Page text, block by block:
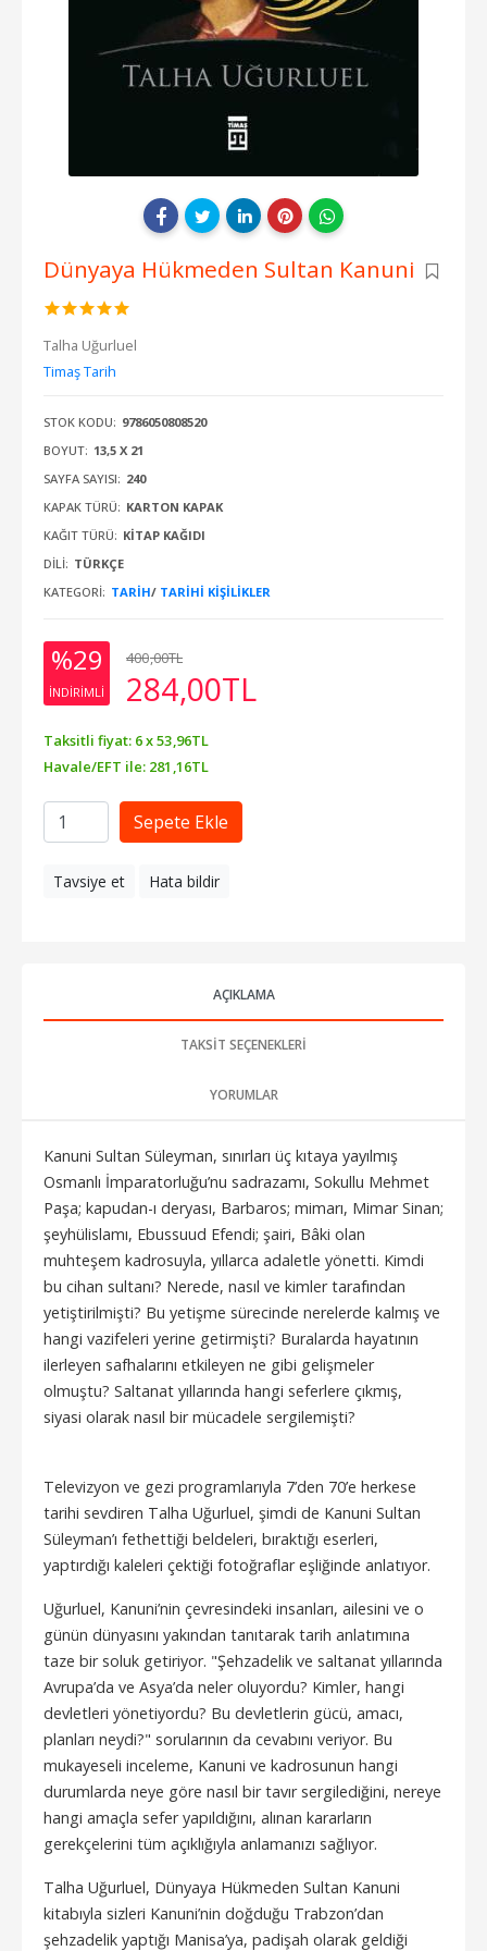
Dünyaya Hükmeden Sultan Kanuni
Talha Uğurluel
Timaş Tarih
STOK KODU: 9786050808520
BOYUT: 13,5 X 21
SAYFA SAYISI: 240
KAPAK TÜRÜ: KARTON KAPAK
KAĞIT TÜRÜ: KITAP KAĞIDI
DILI: TÜRKÇE
KATEGORI: TARİH/ TARIHI KIŞILIKLER
%29
INDIRIMLI
400,00TL
284,00TL
Taksitli fiyat: 6 x53,96TL
Havale/EFT ile: 281 ,16TL
Sepete Ekle
Tavsiye et Hata bildir
AÇIKLAMA
TAKSIT SEÇENEKLERI
YORUMLAR
Kanuni Sultan Süleyman, sınırları üç kıtaya yayılmış
Osmanlı İmparatorluğu’nu sadrazamı, Sokullu Mehmet
Paşa; kapudan-ı deryası, Barbaros; mimarı, Mimar Sinan;
şeyhülislamı, Ebussuud Efendi; şairi, Bâki olan
muhteşem kadrosuyla, yıllarca adaletle yönetti. Kimdi
bu cihan sultanı? Nerede, nasıl ve kimler tarafından
yetiştirilmişti? Bu yetişme sürecinde nerelerde kalmış ve
hangi vazifeleri yerine getirmişti? Buralarda hayatının
ilerleyen safhalarını etkileyen ne gibi gelişmeler
olmuştu? Saltanat yıllarında hangi seferlere çıkmış,
siyasi olarak nasıl bir mücadele sergilemişti?
Televizyon ve gezi programlarıyla 7’den 70’e herkese
tarihi sevdiren Talha Uğurluel, şimdi de Kanuni Sultan
Süleyman’ı fethettiği beldeleri, bıraktığı eserleri,
yaptırdığı kaleleri çektiği fotoğraflar eşliğinde anlatıyor.
Uğurluel, Kanuni’nin çevresindeki insanları, ailesini ve o
günün dünyasını yakından tanıtarak tarih anlatımına
taze bir soluk getiriyor. "Şehzadelik ve saltanat yıllarında
Avrupa’da ve Asya’da neler oluyordu? Kimler, hangi
devletleri yönetiyordu? Bu devletlerin gücü, amacı,
planları neydi?" sorularının da cevabını veriyor. Bu
mukayeseli inceleme, Kanuni ve kadrosunun hangi
durumlarda neye göre nasıl bir tavır sergilediğini, nereye
hangi amaçla sefer yapıldığını, alınan kararların
gerekçelerini tüm açıklığıyla anlamanızı sağlıyor.
Talha Uğurluel, Dünyaya Hükmeden Sultan Kanuni
kitabıyla sizleri Kanuni’nin doğduğu Trabzon’dan
şehzadelik yaptığı Manisa’ya, padişah olarak geldiği